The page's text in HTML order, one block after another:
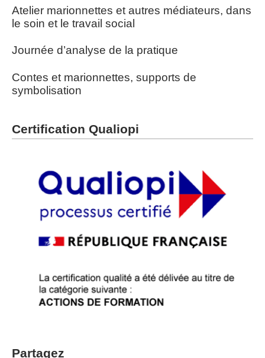
Atelier marionnettes et autres médiateurs, dans
le soin et le travail social
Journée d’analyse de la pratique
Contes et marionnettes, supports de
symbolisation
Certification Qualiopi
Partagez